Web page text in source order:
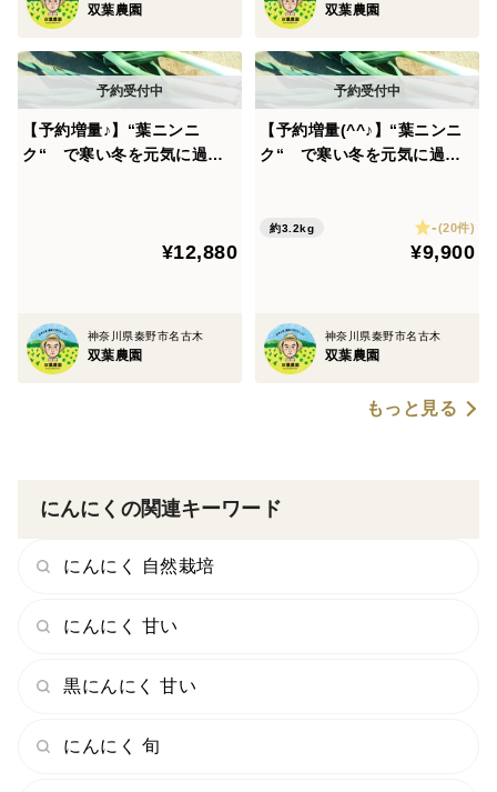
▼商品概要▼
葉にんにく
んにくと違いに匂わないのでは？という意見も ③見た
目は小ネギです。通常のにんにくより五か月も栽培期間
す。
かつ 調理も簡単です。洗って、ざく切りするだけ。薄
３. 土に挿せば一冬 水につけておけば二週間は持ちま
そのため、大量に注文して、一冬楽しむこともオススメ
▼葉ニンニクの栽培方法▼
双葉農園 双葉農園
【予約増量♪】“葉ニンニ
ク“ で寒い冬を元気に過ご
¥12,880
神奈川県秦野市名古木
双葉農園
【予約増量(^^♪】“葉ニンニ
ク“ で寒い冬を元気に過ご
約3.2kg -(20件)
¥9,900
神奈川県秦野市名古木
双葉農園
もっと見る
にんにくの関連キーワード
にんにく 自然栽培
にんにく 甘い
黒にんにく 甘い
にんにく 旬